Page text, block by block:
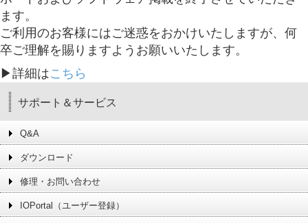
ます。
ご利用のお客様にはご迷惑をおかけいたしますが、何
卒ご理解を賜りますようお願いいたします。
▶詳細はこちら
サポート＆サービス
Q&A
ダウンロード
修理・お問い合わせ
IOPortal（ユーザー登録）